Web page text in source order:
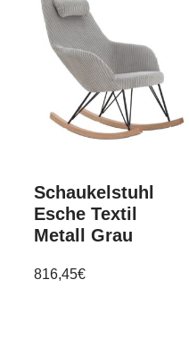
Schaukelstuhl
Esche Textil
Metall Grau
816,45€